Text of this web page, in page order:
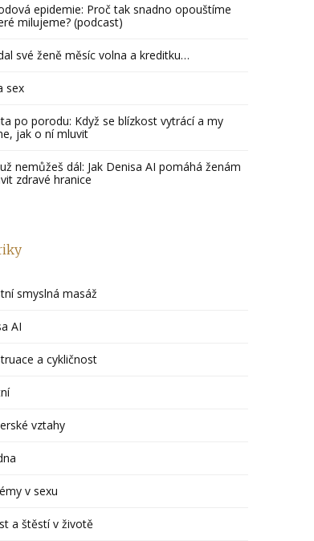
epidemie: Proč tak snadno opouštíme
milujeme? (podcast)
své ženě měsíc volna a kreditku…
sex
po porodu: Když se blízkost vytrácí a my
jak o ní mluvit
nemůžeš dál: Jak Denisa AI pomáhá ženám
zdravé hranice
smyslná masáž
AI
a cykličnost
vztahy
v sexu
a štěstí v životě